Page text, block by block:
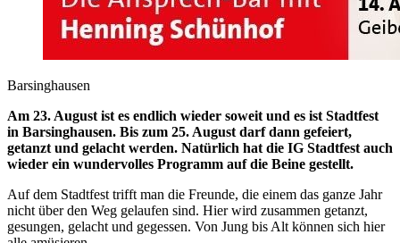
Barsinghausen
Am 23. August ist es endlich wieder soweit und es ist Stadtfest
in Barsinghausen. Bis zum 25. August darf dann gefeiert,
getanzt und gelacht werden. Natürlich hat die IG Stadtfest auch
wieder ein wundervolles Programm auf die Beine gestellt.
Auf dem Stadtfest trifft man die Freunde, die einem das ganze Jahr
nicht über den Weg gelaufen sind. Hier wird zusammen getanzt,
gesungen, gelacht und gegessen. Von Jung bis Alt können sich hier